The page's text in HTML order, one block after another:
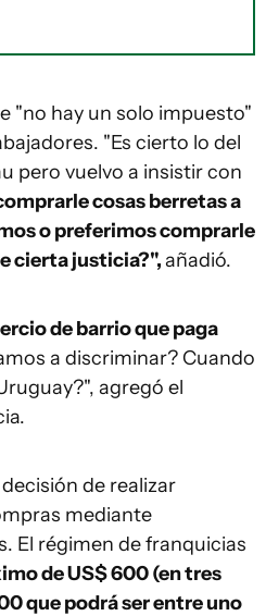
"no hay un solo impuesto"
"Es cierto lo del
pero vuelvo a insistir con
cosas berretas a
o preferimos comprarle
cierta justicia?",añadió.
de barrio que paga
a discriminar? Cuando
agregó el
de realizar
mediante
El régimen de franquicias
de US$ 600 (en tres
que podrá ser entre uno